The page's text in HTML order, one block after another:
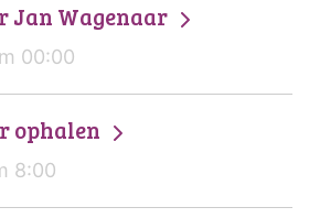
Jan Wagenaar
00:00
ophalen
8:00